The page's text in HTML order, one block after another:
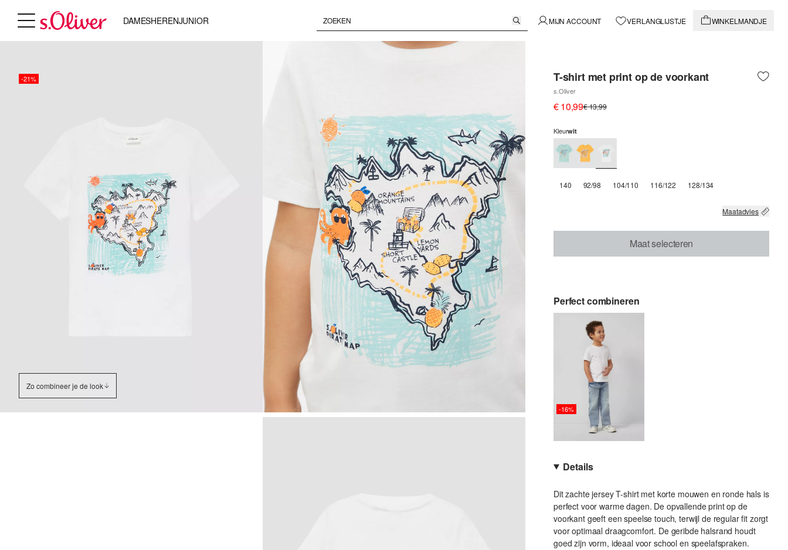
DAMESHERENJUNIOR MIJN ACCOUNT VERLANGLIJSTJE WINKELMANDJE
-21%
Zo combineer je de look
T-shirt met print op de voorkant
s.Oliver
€ 10,99€ 13,99
Kleurwit
140 92/98 104/110 116/122 128/134
Maatadvies
Maat selecteren
Perfect combineren
-16%
Details
Dit zachte jersey T-shirt met korte mouwen en ronde hals is
perfect voor warme dagen. De opvallende print op de
voorkant geeft een speelse touch, terwijl de regular fit zorgt
voor optimaal draagcomfort. De geribde halsrand houdt
goed zijn vorm, ideaal voor school en speelafspraken.